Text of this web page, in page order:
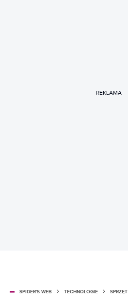
REKLAMA
SPIDER'S WEB TECHNOLOGIE SPRZĘT